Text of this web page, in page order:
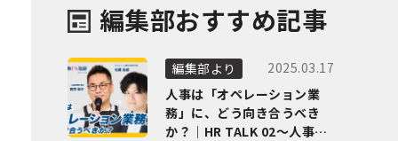
編集部おすすめ記事
編集部より
2025.03.17
人事は「オペレーション業
務」に、どう向き合うべき
か？｜HR TALK 02～人事DX